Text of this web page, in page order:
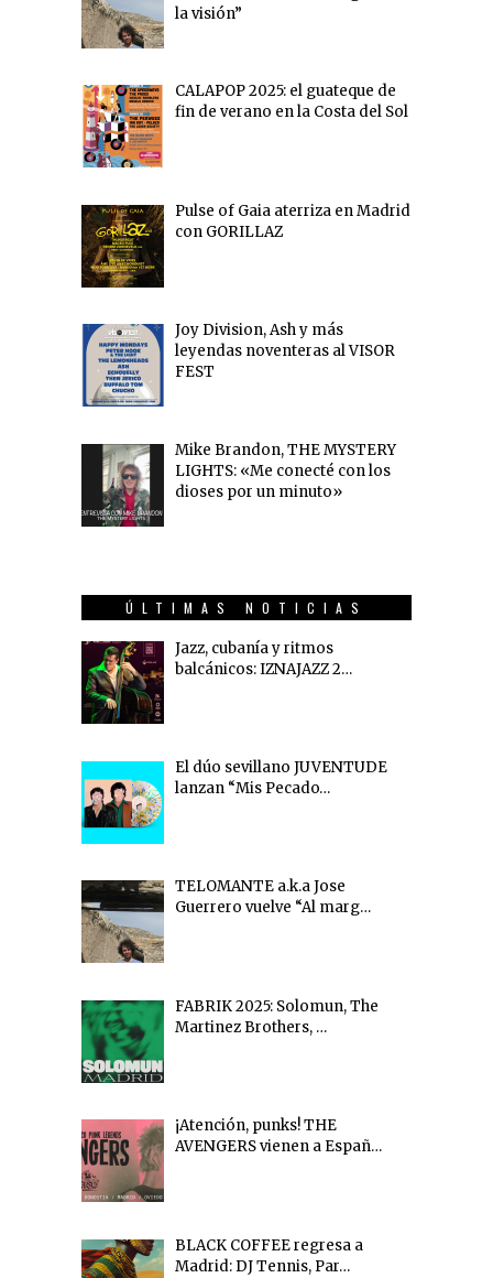
la visión”
CALAPOP 2025: el guateque de
fin de verano en la Costa del Sol
Pulse of Gaia aterriza en Madrid
con GORILLAZ
Joy Division, Ash y más
leyendas noventeras al VISOR
FEST
Mike Brandon, THE MYSTERY
LIGHTS: «Me conecté con los
dioses por un minuto»
ÚLTIMAS NOTICIAS
Jazz, cubanía y ritmos
balcánicos: IZNAJAZZ 2…
El dúo sevillano JUVENTUDE
lanzan “Mis Pecado…
TELOMANTE a.k.a Jose
Guerrero vuelve “Al marg…
FABRIK 2025: Solomun, The
Martinez Brothers, …
¡Atención, punks! THE
AVENGERS vienen a Españ…
BLACK COFFEE regresa a
Madrid: DJ Tennis, Par…